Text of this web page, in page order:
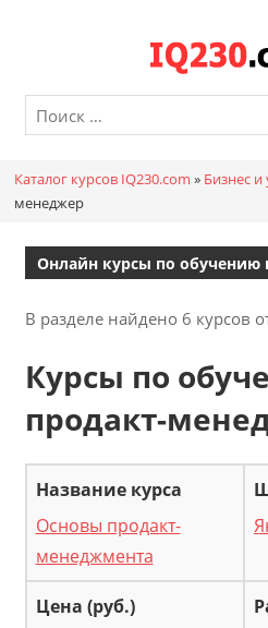
Каталог курсов IQ230.com » Бизнес
менеджер
Онлайн курсы по обучению
В разделе найдено 6 курсов
Курсы по
продакт-
Основы продакт-
менеджмента